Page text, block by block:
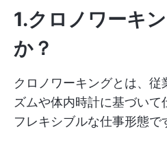
1.クロノワーキ
か？
クロノワーキングとは、従
ズムや体内時計に基づいて
フレキシブルな仕事形態で